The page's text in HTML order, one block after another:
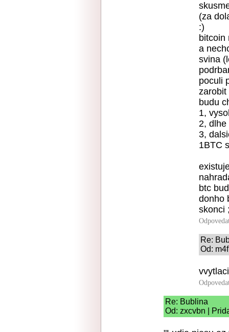
(za
:)
bitcoin
a
svina
poculi
zarobit
budu
1,
2, dlhe
3,
1BTC
btc
donho
skonci
Re:
Od:
Re: Bublina
Od: zxcvbn |